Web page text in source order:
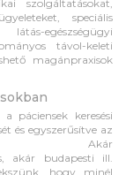
szolgáltatásokat,
speciális
egészségügyi
távol-keleti
magánpraxisok
páciensek keresési
és egyszerűsítve az
Akár
akár budapesti ill.
hogy minél